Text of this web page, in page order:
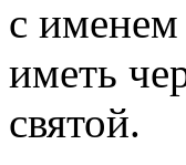
с
иметь
святой.